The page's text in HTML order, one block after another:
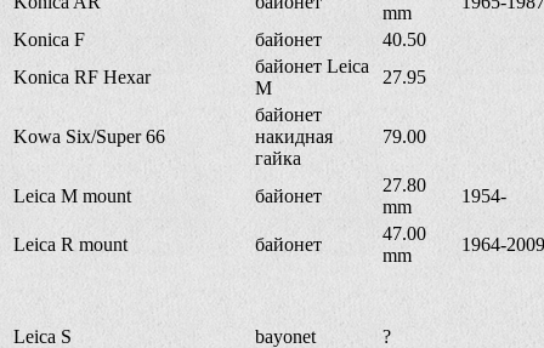
mm
Konica F
байонет
40.50
Konica RF Hexar
байонет Leica
M
27.95
Kowa Six/Super 66
байонет
накидная
гайка
79.00
Leica M mount байонет
27.80
mm
1954-
Leica R mount байонет
47.00
mm
1964-2009
Leica S bayonet ?